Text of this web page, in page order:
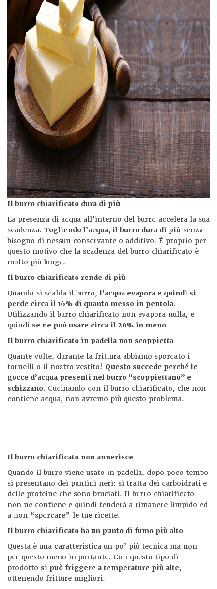
Il burro chiarificato dura di più
La presenza di acqua all’interno del burro accelera la sua
scadenza. Togliendo l’acqua, il burro dura di più senza
bisogno di nessun conservante o additivo. È proprio per
questo motivo che la scadenza del burro chiarificato è
molto più lunga.
Il burro chiarificato rende di più
Quando si scalda il burro, l’acqua evapora e quindi si
perde circa il 16% di quanto messo in pentola.
Utilizzando il burro chiarificato non evapora nulla, e
quindi se ne può usare circa il 20% in meno.
Il burro chiarificato in padella non scoppietta
Quante volte, durante la frittura abbiamo sporcato i
fornelli o il nostro vestito! Questo succede perché le
gocce d’acqua presenti nel burro “scoppiettano” e
schizzano. Cucinando con il burro chiarificato, che non
contiene acqua, non avremo più questo problema.
Il burro chiarificato non annerisce
Quando il burro viene usato in padella, dopo poco tempo
si presentano dei puntini neri: si tratta dei carboidrati e
delle proteine che sono bruciati. Il burro chiarificato
non ne contiene e quindi tenderà a rimanere limpido ed
a non “sporcare” le tue ricette.
Il burro chiarificato ha un punto di fumo più alto
Questa è una caratteristica un po’ più tecnica ma non
per questo meno importante. Con questo tipo di
prodotto si può friggere a temperature più alte,
ottenendo fritture migliori.